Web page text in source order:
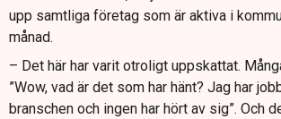
upp samtliga företag som är aktiva i
månad.
– Det här har varit otroligt uppskattat.
”Wow, vad är det som har hänt? Jag har
branschen och ingen har hört av sig”. Och